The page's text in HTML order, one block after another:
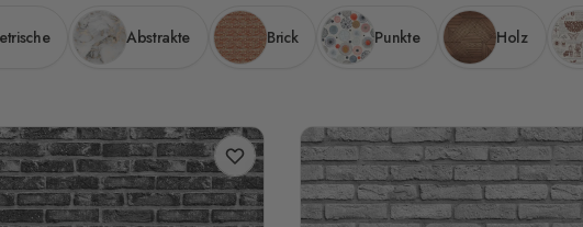
Abstrakte Brick Punkte Holz